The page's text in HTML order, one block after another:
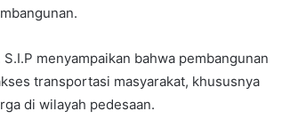
menyampaikan bahwa pembangunan
transportasi masyarakat, khususnya
di wilayah pedesaan.